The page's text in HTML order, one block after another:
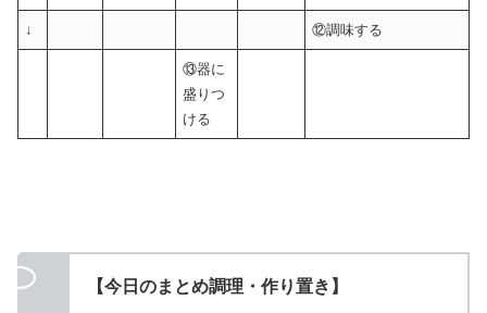
↓ ⑫調味する
⑬器に
盛りつ
ける
【今日のまとめ調理・作り置き】